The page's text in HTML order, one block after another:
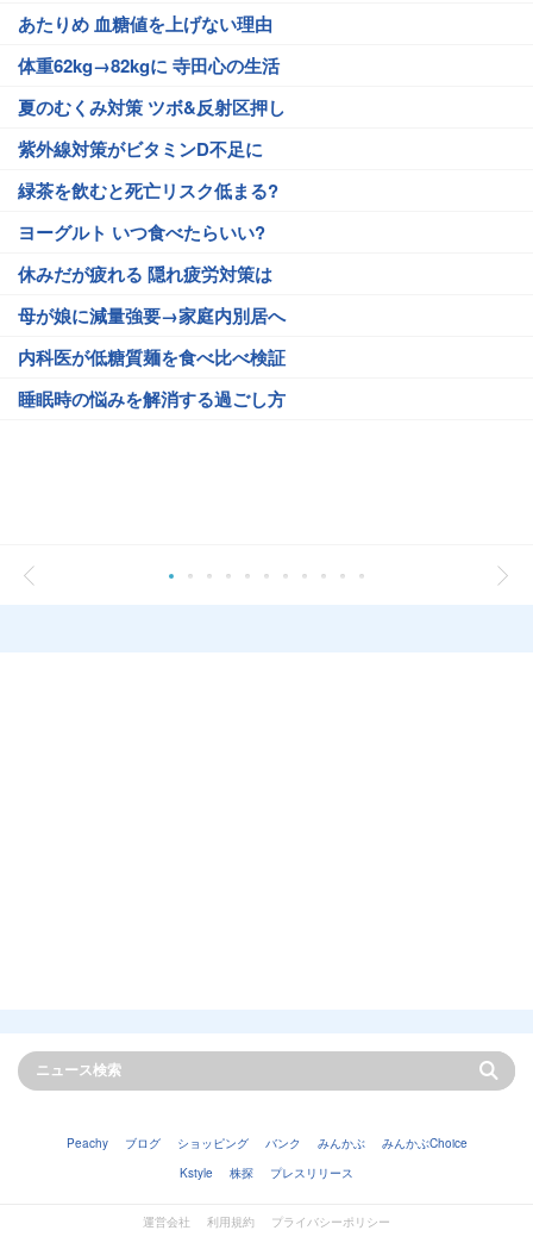
あたりめ 血糖値を上げない理由
体重62kg→82kgに 寺田心の生活
夏のむくみ対策 ツボ&反射区押し
紫外線対策がビタミンD不足に
緑茶を飲むと死亡リスク低まる?
ヨーグルト いつ食べたらいい?
休みだが疲れる 隠れ疲労対策は
母が娘に減量強要→家庭内別居へ
内科医が低糖質麺を食べ比べ検証
睡眠時の悩みを解消する過ごし方
Peachy ブログ ショッピング バンク みんかぶ
みんかぶChoice
Kstyle
株探 プレスリリース
運営会社 利用規約
プライバシーポリシー